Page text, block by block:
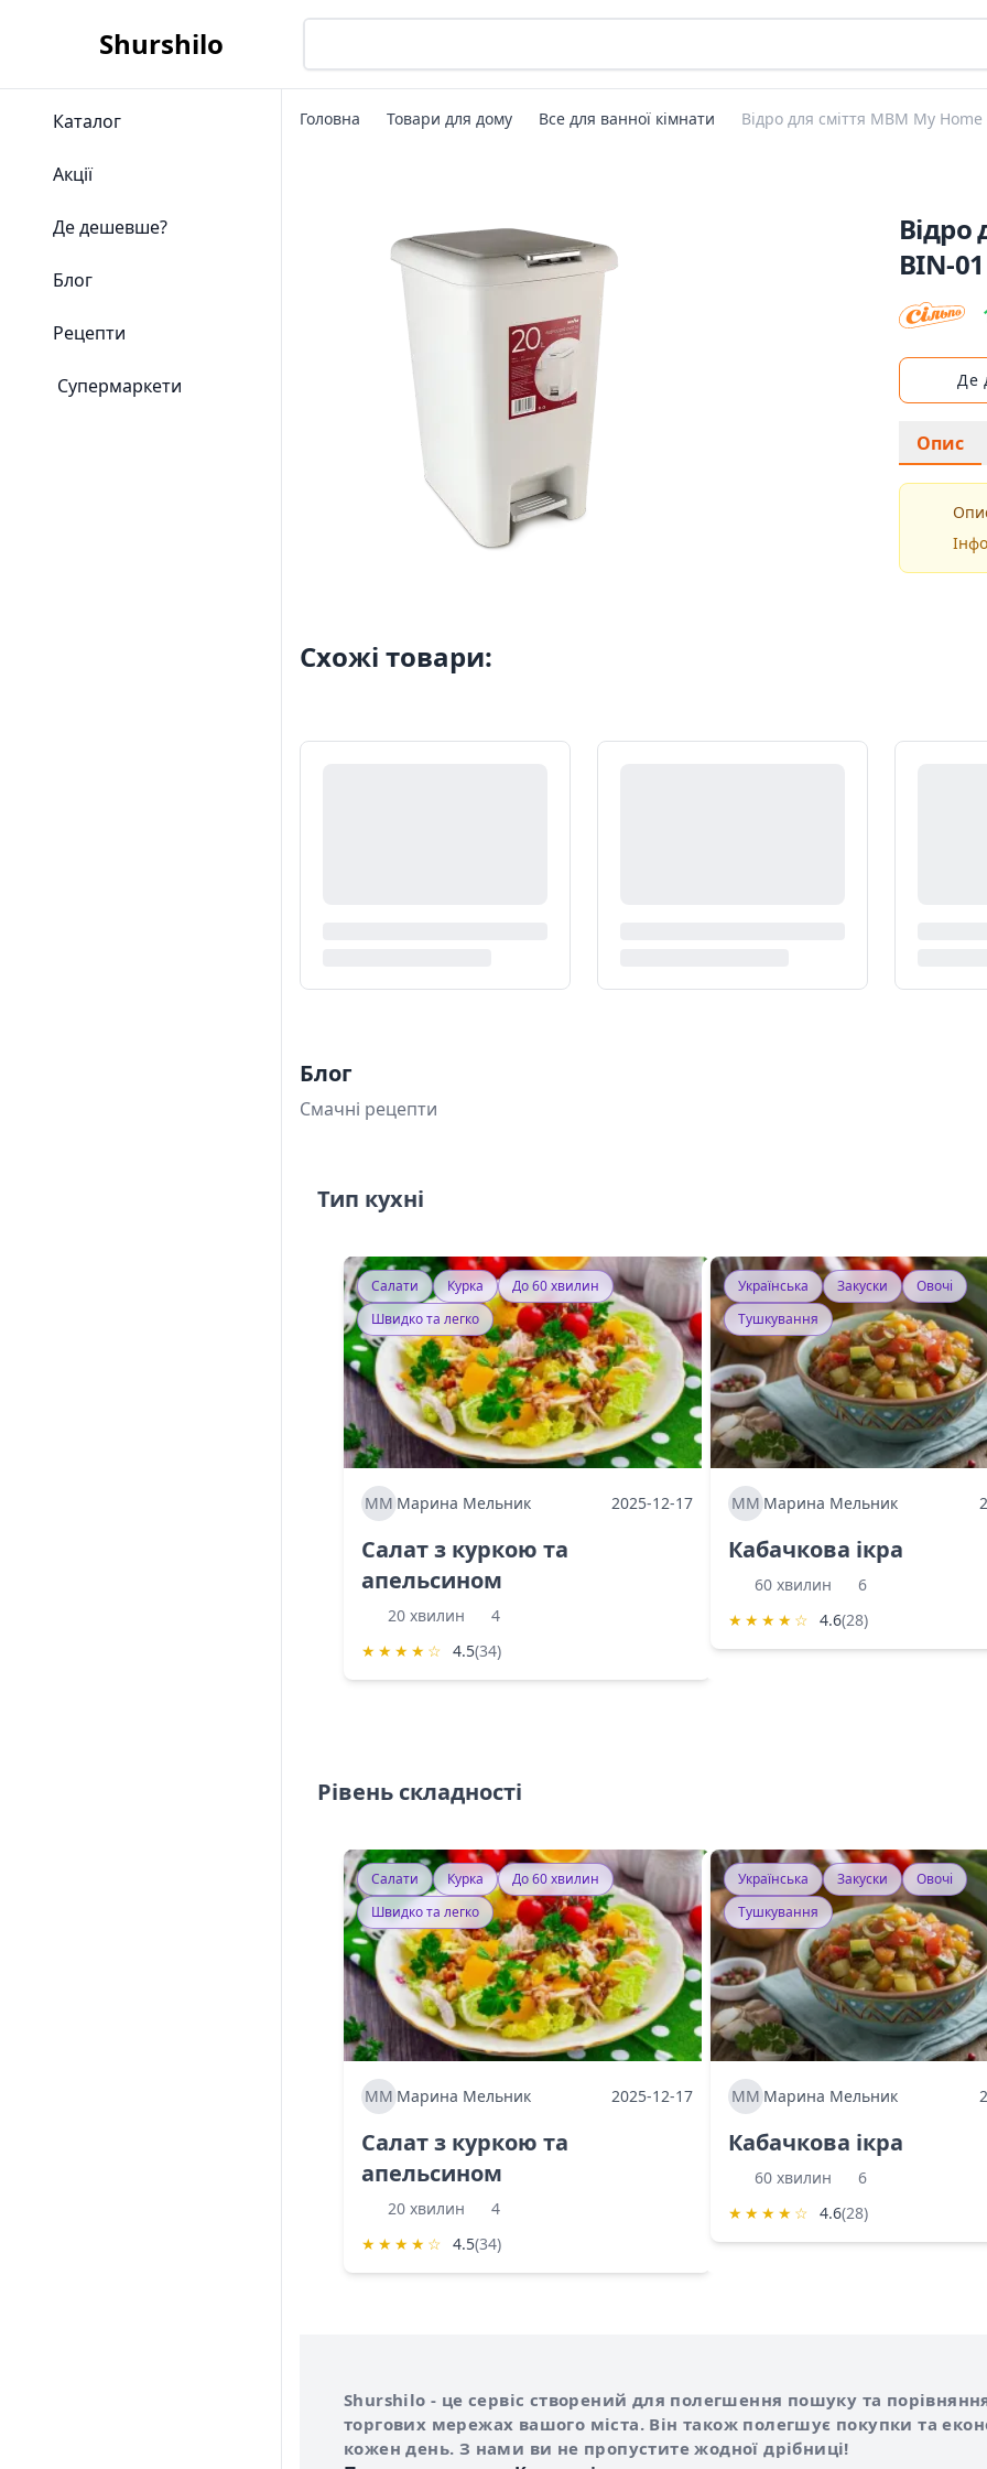
Shurshilo
Каталог
Акції
Де дешевше?
Блог
Рецепти
Супермаркети
Головна Товари для дому Все для ванної кімнати Відро для сміття MBM My Home
Відро
BIN-01
Де
Опис
Схожі товари:
Блог
Смачні рецепти
Тип кухні
Салати Курка
До 60 хвилин
Швидко та легко
ММ Марина Мельник 2025-12-17
Салат з куркою та
апельсином
20 хвилин
4
★ ★ ★ ★ ☆ 4.5(34)
Українська Закуски
Овочі
Тушкування
ММ Марина Мельник
Кабачкова ікра
60 хвилин
6
★ ★ ★ ★ ☆ 4.6(28)
Рівень складності
Салати Курка
До 60 хвилин
Швидко та легко
ММ Марина Мельник 2025-12-17
Салат з куркою та
апельсином
20 хвилин
4
★ ★ ★ ★ ☆ 4.5(34)
Українська Закуски
Овочі
Тушкування
ММ Марина Мельник
Кабачкова ікра
60 хвилин
6
★ ★ ★ ★ ☆ 4.6(28)
Про сервіс Shurshilo
Shurshilo - це сервіс створений для полегшення пошуку та
торгових мережах вашого міста. Він також полегшує покупки та
кожен день. З нами ви не пропустите жодної дрібниці!